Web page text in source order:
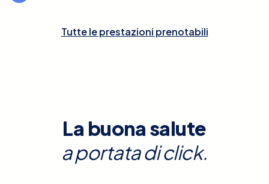
Tutte le prestazioni prenotabili
La buona salute
a portata di click.